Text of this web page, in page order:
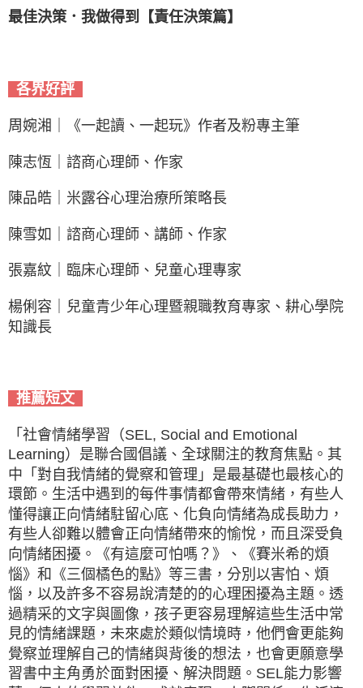
最佳決策．我做得到【責任決策篇】
各界好評
周婉湘｜《一起讀、一起玩》作者及粉專主筆
陳志恆｜諮商心理師、作家
陳品皓｜米露谷心理治療所策略長
陳雪如｜諮商心理師、講師、作家
張嘉紋｜臨床心理師、兒童心理專家
楊俐容｜兒童青少年心理暨親職教育專家、耕心學院
知識長
推薦短文
「社會情緒學習（SEL, Social and Emotional
Learning）是聯合國倡議、全球關注的教育焦點。其
中「對自我情緒的覺察和管理」是最基礎也最核心的
環節。生活中遇到的每件事情都會帶來情緒，有些人
懂得讓正向情緒駐留心底、化負向情緒為成長助力，
有些人卻難以體會正向情緒帶來的愉悅，而且深受負
向情緒困擾。《有這麼可怕嗎？》、《賽米希的煩
惱》和《三個橘色的點》等三書，分別以害怕、煩
惱，以及許多不容易說清楚的的心理困擾為主題。透
過精采的文字與圖像，孩子更容易理解這些生活中常
見的情緒課題，未來處於類似情境時，他們會更能夠
覺察並理解自己的情緒與背後的想法，也會更願意學
習書中主角勇於面對困擾、解決問題。SEL能力影響